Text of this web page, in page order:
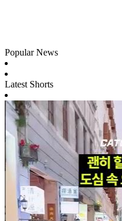
Popular News
Latest Shorts